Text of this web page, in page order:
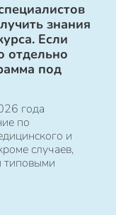
знания
Если
отдельно
под
года
по
и
случаев,
типовыми